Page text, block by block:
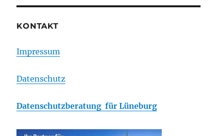
KONTAKT
Impressum
Datenschutz
Datenschutzberatung für Lüneburg